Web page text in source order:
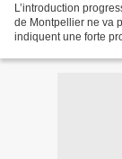
L’introduction
de Montpellier ne va
indiquent une forte